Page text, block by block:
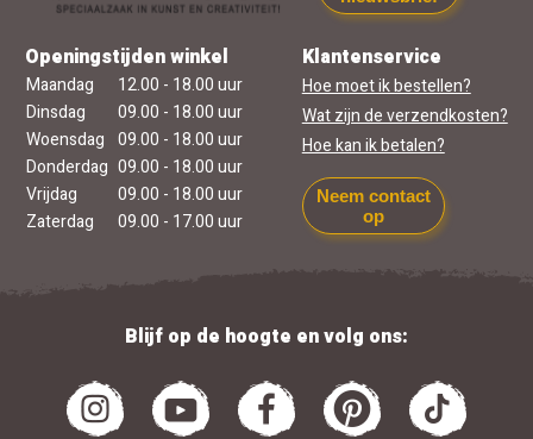
Openingstijden winkel
Maandag
12.00 - 18.00 uur
Dinsdag
09.00 - 18.00 uur
Woensdag 09.00 - 18.00 uur
Donderdag 09.00 - 18.00 uur
Vrijdag
09.00 - 18.00 uur
Zaterdag
09.00 - 17.00 uur
Klantenservice
Hoe moet ik bestellen?
Wat zijn de verzendkosten?
Hoe kan ik betalen?
Neem contact
op
Blijf op de hoogte en volg ons: